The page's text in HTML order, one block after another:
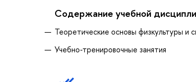
Содержание учебной
Теоретические основы физкультуры и
Учебно-тренировочные занятия